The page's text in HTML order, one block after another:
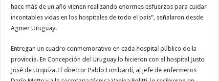
hace más de un año vienen realizando enormes esfuerzos para cuidar
incontables vidas en los hospitales de todo el país”, señalaron desde
Agmer Uruguay.
Entregan un cuadro conmemorativo en cada hospital público de la
provincia. En Concepción del Uruguay lo hicieron con el hospital Justo
José de Urquiza. El director Pablo Lombardi, al jefe de enfermeros